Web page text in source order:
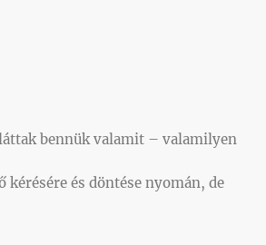
bennük valamit – valamilyen
és döntése nyomán, de